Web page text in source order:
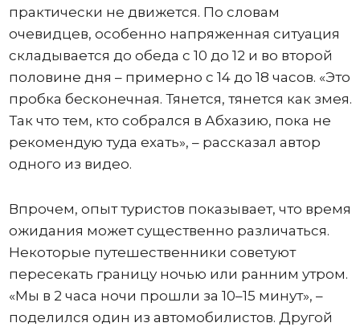
практически не движется. По словам
очевидцев, особенно напряженная ситуация
складывается до обеда с 10 до 12 и во второй
половине дня – примерно с 14 до 18 часов. «Это
пробка бесконечная. Тянется, тянется как змея.
Так что тем, кто собрался в Абхазию, пока не
рекомендую туда ехать», – рассказал автор
одного из видео.
Впрочем, опыт туристов показывает, что время
ожидания может существенно различаться.
Некоторые путешественники советуют
пересекать границу ночью или ранним утром.
«Мы в 2 часа ночи прошли за 10–15 минут», –
поделился один из автомобилистов. Другой